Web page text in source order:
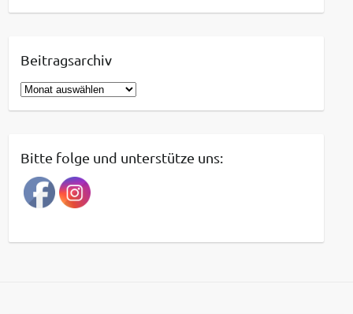
Beitragsarchiv
B
e
r
a
g
a
Bitte folge und unterstütze uns: